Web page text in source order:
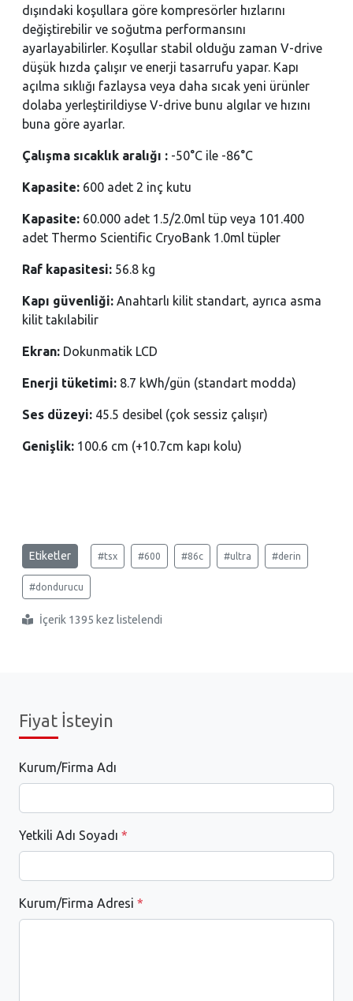
dışındaki koşullara göre kompresörler hızlarını
değiştirebilir ve soğutma performansını
ayarlayabilirler. Koşullar stabil olduğu zaman V-drive
düşük hızda çalışır ve enerji tasarrufu yapar. Kapı
açılma sıklığı fazlaysa veya daha sıcak yeni ürünler
dolaba yerleştirildiyse V-drive bunu algılar ve hızını
buna göre ayarlar.
Çalışma sıcaklık aralığı : -50°C ile -86°C
Kapasite: 600 adet 2 inç kutu
Kapasite: 60.000 adet 1.5/2.0ml tüp veya 101.400
adet Thermo Scientific CryoBank 1.0ml tüpler
Raf kapasitesi: 56.8 kg
Kapı güvenliği: Anahtarlı kilit standart, ayrıca asma
kilit takılabilir
Ekran: Dokunmatik LCD
Enerji tüketimi: 8.7 kWh/gün (standart modda)
Ses düzeyi: 45.5 desibel (çok sessiz çalışır)
Genişlik: 100.6 cm (+10.7cm kapı kolu)
Etiketler #tsx #600 #86c #ultra #derin
#dondurucu
İçerik 1395 kez listelendi
Fiyat İsteyin
Kurum/Firma Adı
Yetkili Adı Soyadı *
Kurum/Firma Adresi *